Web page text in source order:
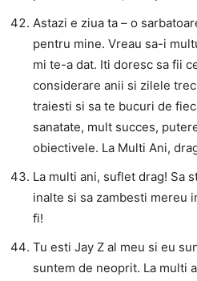
Astazi e ziua ta – o
pentru mine. Vreau sa-i
mi te-a dat. Iti doresc sa fii
considerare anii si zilele
traiesti si sa te bucuri de
sanatate, mult succes,
obiectivele. La Multi Ani,
La multi ani, suflet drag! Sa
inalte si sa zambesti mereu
fi!
Tu esti Jay Z al meu si eu
suntem de neoprit. La multi